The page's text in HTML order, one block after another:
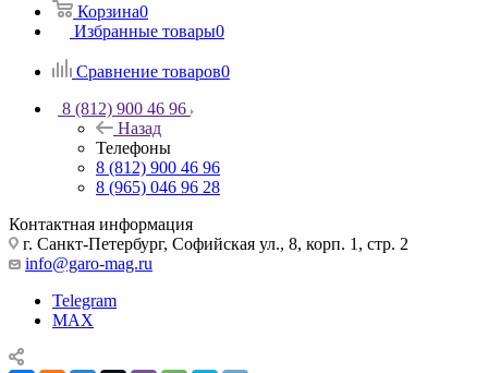
Корзина0
Избранные товары0
Сравнение товаров0
8 (812) 900 46 96
Назад
Телефоны
8 (812) 900 46 96
8 (965) 046 96 28
Контактная информация
г. Санкт-Петербург, Софийская ул., 8, корп. 1, стр. 2
info@garo-mag.ru
Telegram
MAX